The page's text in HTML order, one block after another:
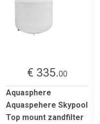
€ 335.00
Aquasphere
Aquaspehere Skypool
Top mount zandfilter